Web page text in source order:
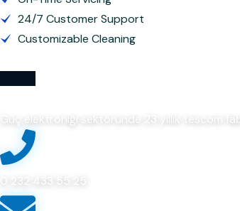
24/7 Customer Support
Customizable Cleaning
Güç elektroniği sektöründe 23 yıllık tescom
0 232 433 55 25